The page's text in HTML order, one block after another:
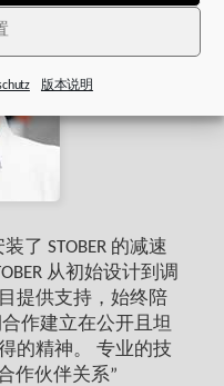
版本说明
了 STOBER 的减速
从初始设计到调
提供支持，始终陪
作建立在公开且坦
的精神。 专业的技
作伙伴关系”